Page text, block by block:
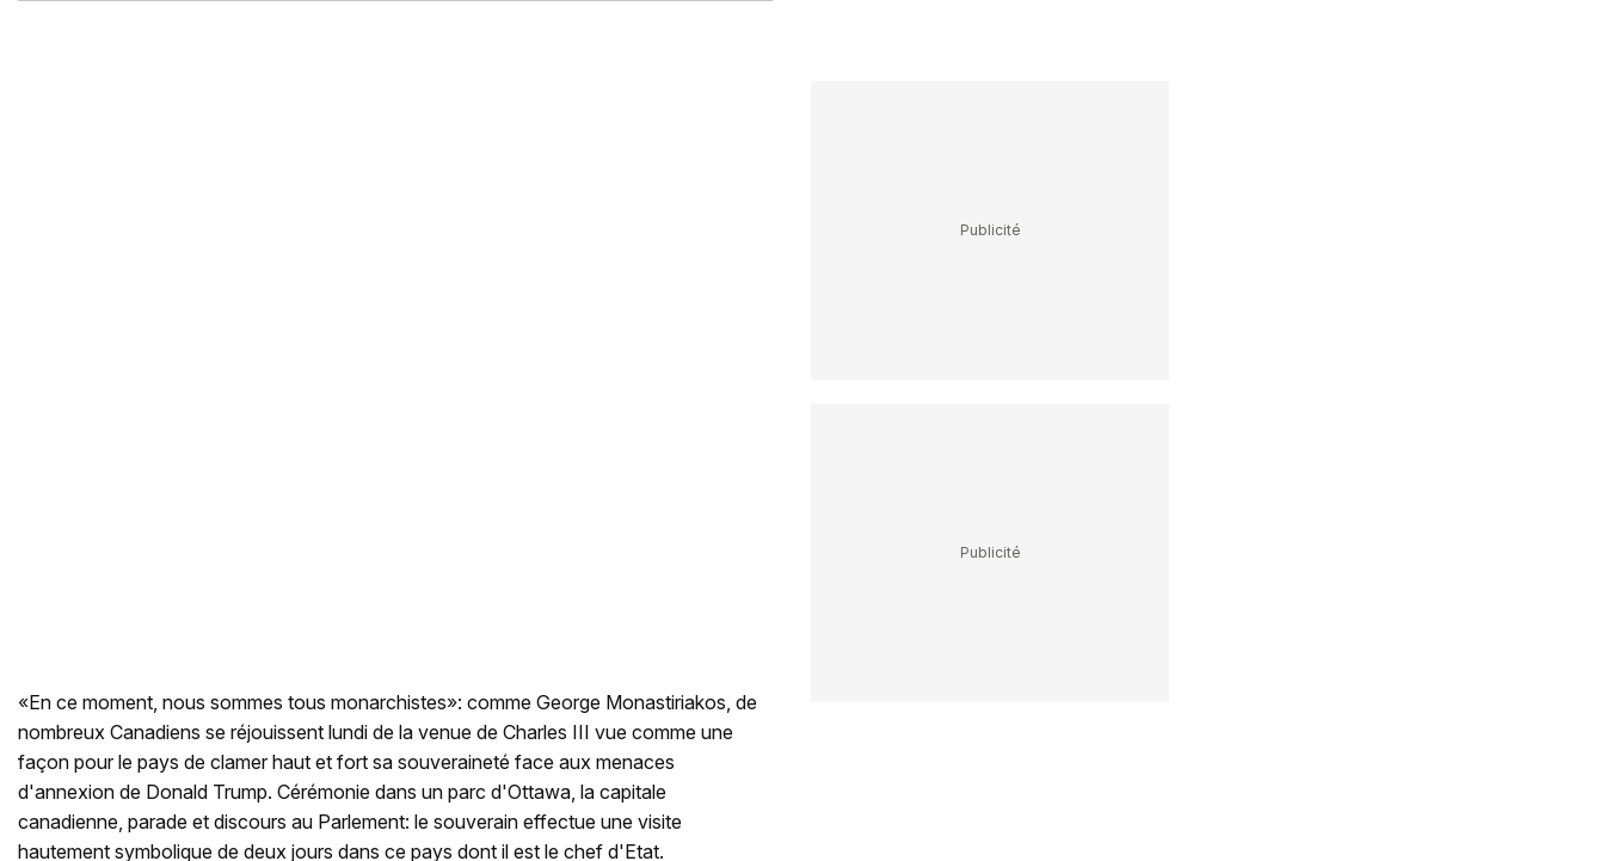
«En ce moment, nous sommes tous monarchistes»: comme George Monastiriakos, de
nombreux Canadiens se réjouissent lundi de la venue de Charles III vue comme une
façon pour le pays de clamer haut et fort sa souveraineté face aux menaces
d'annexion de Donald Trump. Cérémonie dans un parc d'Ottawa, la capitale
canadienne, parade et discours au Parlement: le souverain effectue une visite
hautement symbolique de deux jours dans ce pays dont il est le chef d'Etat.